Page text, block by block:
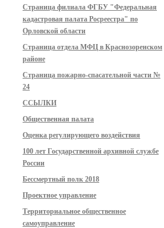
Страница филиала ФГБУ "Федеральная
кадастровая палата Росреестра" по
Орловской области
Страница отдела МФЦ в Краснозоренском
районе
Страница пожарно-спасательной части №
24
ССЫЛКИ
Общественная палата
Оценка регулирующего воздействия
100 лет Государственной архивной службе
России
Бессмертный полк 2018
Проектное управление
Территориальное общественное
самоуправление